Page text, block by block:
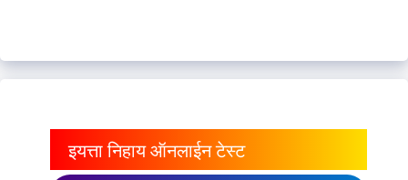
इयत्ता निहाय ऑनलाईन टेस्ट